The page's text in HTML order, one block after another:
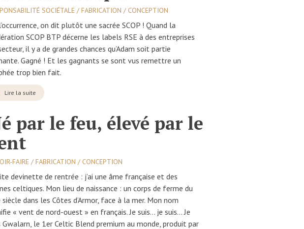
SOCIÉTALE / FABRICATION / CONCEPTION
on dit plutôt une sacrée SCOP ! Quand la
SCOP BTP décerne les labels RSE à des entreprises
il y a de grandes chances qu’Adam soit partie
Gagné ! Et les gagnants se sont vus remettre un
trop bien fait.
Lire la suite
par le feu, élevé par le
FAIRE / FABRICATION / CONCEPTION
devinette de rentrée : j’ai une âme française et des
celtiques. Mon lieu de naissance : un corps de ferme du
siècle dans les Côtes d’Armor, face à la mer. Mon nom
« vent de nord-ouest » en français. Je suis… je suis… Je
Gwalarn, le 1er Celtic Blend premium au monde, produit par